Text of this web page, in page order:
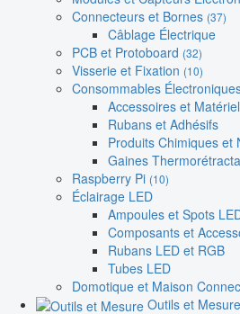
Connecteurs et Bornes (37)
Câblage Électrique
PCB et Protoboard (32)
Visserie et Fixation (10)
Consommables
Accessoires et
Rubans et Adhésifs
Produits Chimiques et
Gaines
Raspberry Pi (10)
Éclairage LED
Ampoules et Spots
Composants et
Rubans LED et RGB
Tubes LED
Domotique et Maison
Outils et Mesure